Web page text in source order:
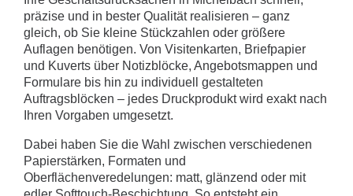
präzise und in bester Qualität realisieren – ganz
gleich, ob Sie kleine Stückzahlen oder größere
Auflagen benötigen. Von Visitenkarten, Briefpapier
und Kuverts über Notizblöcke, Angebotsmappen und
Formulare bis hin zu individuell gestalteten
Auftragsblöcken – jedes Druckprodukt wird exakt nach
Ihren Vorgaben umgesetzt.
Dabei haben Sie die Wahl zwischen verschiedenen
Papierstärken, Formaten und
Oberflächenveredelungen: matt, glänzend oder mit